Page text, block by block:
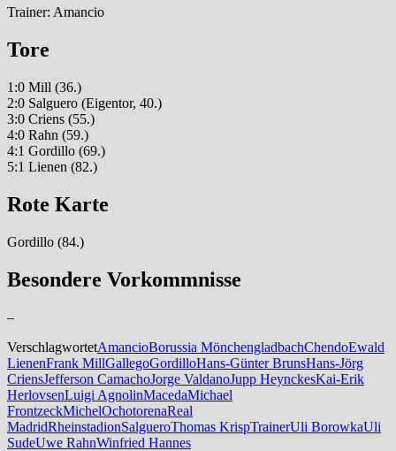
Trainer: Amancio
Tore
1:0 Mill (36.)
2:0 Salguero (Eigentor, 40.)
3:0 Criens (55.)
4:0 Rahn (59.)
4:1 Gordillo (69.)
5:1 Lienen (82.)
Rote Karte
Gordillo (84.)
Besondere Vorkommnisse
–
VerschlagwortetAmancioBorussia MönchengladbachChendoEwald
LienenFrank MillGallegoGordilloHans-Günter BrunsHans-Jörg
CriensJefferson CamachoJorge ValdanoJupp HeynckesKai-Erik
HerlovsenLuigi AgnolinMacedaMichael
FrontzeckMichelOchotorenaReal
MadridRheinstadionSalgueroThomas KrispTrainerUli BorowkaUli
SudeUwe RahnWinfried Hannes